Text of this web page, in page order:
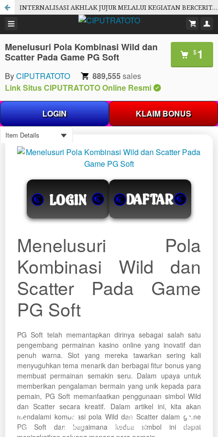
INTERNALISASI AKHLAK JUJUR MELALUI KEGIATAN BERCERITA KISAH NABI PADA ANAK